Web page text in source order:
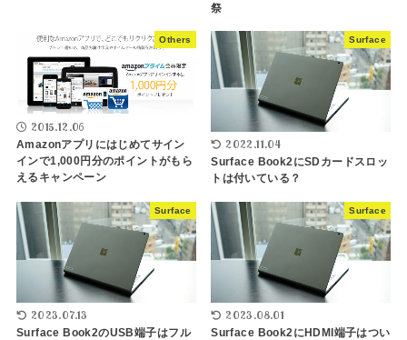
祭
Others
2015.12.06
Amazonアプリにはじめてサイン
インで1,000円分のポイントがもら
えるキャンペーン
Surface
2022.11.04
Surface Book2にSDカードスロッ
トは付いている？
Surface
2023.07.13
Surface Book2のUSB端子はフル
Surface
2023.08.01
Surface Book2にHDMI端子はつい